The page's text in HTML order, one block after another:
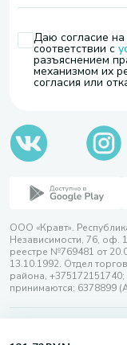
Даю согласие на
соответствии с
разъяснением
механизмом их
согласия или
ООО «Кравт».
Независимости, 76, оф.
реестре №769481 от
13.10.1992. Отдел
района,
принимаются: 6378899